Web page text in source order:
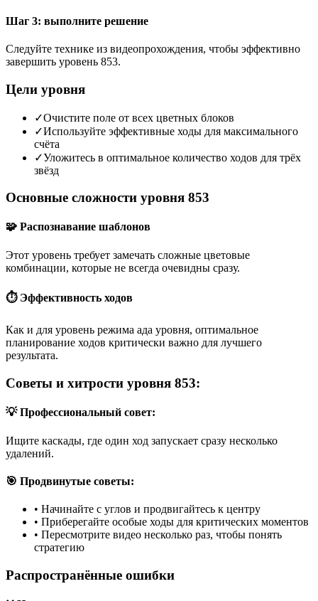
Шаг 3: выполните решение
Следуйте технике из видеопрохождения, чтобы эффективно
завершить уровень 853.
Цели уровня
✓Очистите поле от всех цветных блоков
✓Используйте эффективные ходы для максимального
счёта
✓Уложитесь в оптимальное количество ходов для трёх
звёзд
Основные сложности уровня 853
🧩 Распознавание шаблонов
Этот уровень требует замечать сложные цветовые
комбинации, которые не всегда очевидны сразу.
⏱️ Эффективность ходов
Как и для уровень режима ада уровня, оптимальное
планирование ходов критически важно для лучшего
результата.
Советы и хитрости уровня 853:
💡 Профессиональный совет:
Ищите каскады, где один ход запускает сразу несколько
удалений.
🎯 Продвинутые советы:
• Начинайте с углов и продвигайтесь к центру
• Приберегайте особые ходы для критических моментов
• Пересмотрите видео несколько раз, чтобы понять
стратегию
Распространённые ошибки